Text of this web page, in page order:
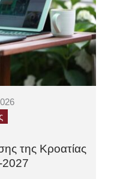
της Κροατίας
2027